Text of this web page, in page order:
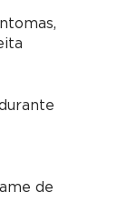
de